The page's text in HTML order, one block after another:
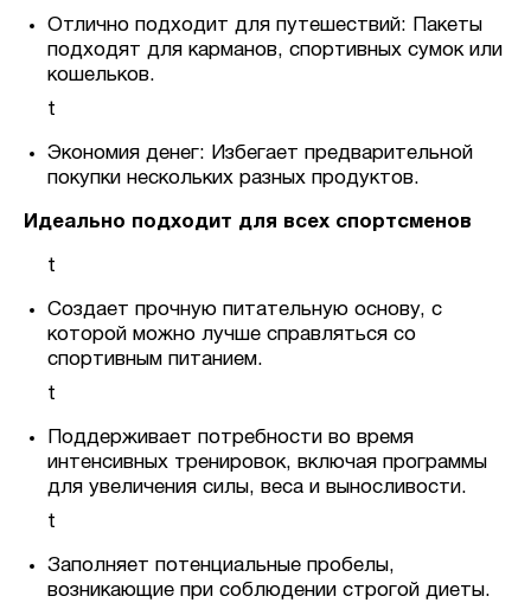
Отлично подходит для путешествий: Пакеты
подходят для карманов, спортивных сумок или
кошельков.
t
Экономия денег: Избегает предварительной
покупки нескольких разных продуктов.
Идеально подходит для всех спортсменов
t
Создает прочную питательную основу, с
которой можно лучше справляться со
спортивным питанием.
t
Поддерживает потребности во время
интенсивных тренировок, включая программы
для увеличения силы, веса и выносливости.
t
Заполняет потенциальные пробелы,
возникающие при соблюдении строгой диеты.